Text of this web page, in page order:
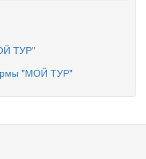
ТУР"
"МОЙ ТУР"